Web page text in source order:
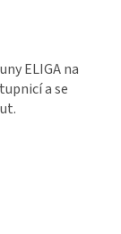
ELIGA na
a se